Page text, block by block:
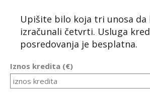
Upišite bilo koja tri unosa da
izračunali četvrti. Usluga
posredovanja je besplatna.
Iznos kredita (€)